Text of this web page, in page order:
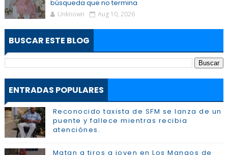
búsqueda que no termina
Unknown Aug 10, 2026
BUSCAR ESTE BLOG
ENTRADAS POPULARES
Reconocido taxista de SFM se lanza de un
puente y fallece mientras recibia
atenciónes.
Matan a tiros a joven en Los Mangos de